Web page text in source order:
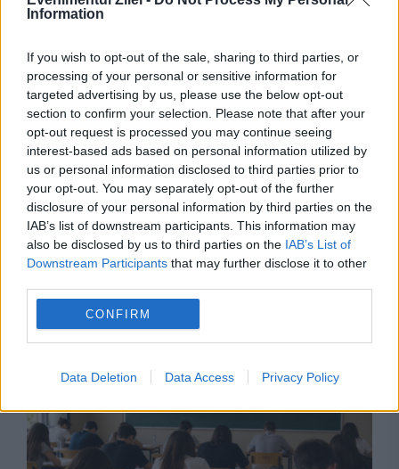
Information
If you wish to opt-out of the sale, sharing to third parties, or
processing of your personal or sensitive information for
targeted advertising by us, please use the below opt-out
section to confirm your selection. Please note that after your
opt-out request is processed you may continue seeing
interest-based ads based on personal information utilized by
us or personal information disclosed to third parties prior to
your opt-out. You may separately opt-out of the further
disclosure of your personal information by third parties on the
IAB’s list of downstream participants. This information may
also be disclosed by us to third parties on the IAB’s List of
Downstream Participants that may further disclose it to other
CONFIRM
Data Deletion Data Access Privacy Policy
Recomandările noastre
SOCIAL
Anul școlar 2026–2027. Toate datele pe care
trebuie să le știe elevii și părinții